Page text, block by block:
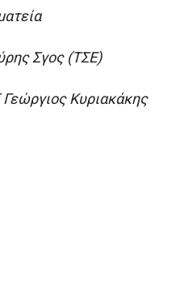
Σγος (ΤΣΕ)
Κυριακάκης